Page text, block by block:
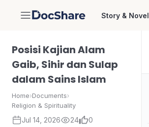
DocShare Story & Novel
Posisi Kajian Alam
Gaib, Sihir dan Sulap
dalam Sains Islam
Home›Documents›
Religion & Spirituality
Jul 14, 2026 24 0